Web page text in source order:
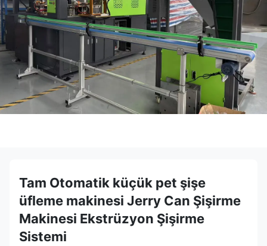
Tam Otomatik küçük pet şişe
üfleme makinesi Jerry Can Şişirme
Makinesi Ekstrüzyon Şişirme
Sistemi